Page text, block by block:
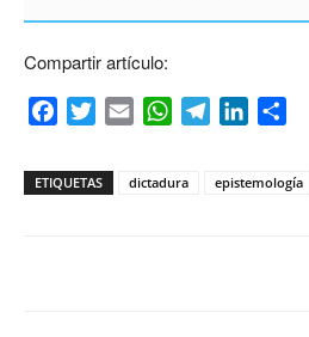
Compartir artículo:
FacebookTwitterEmail WhatsAppTelegramLinkedIn
ETIQUETAS dictadura epistemología